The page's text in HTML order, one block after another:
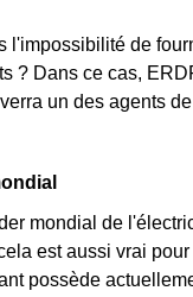
l'impossibilité de
? Dans ce cas,
un des agents
mondial de
est aussi vrai
possède